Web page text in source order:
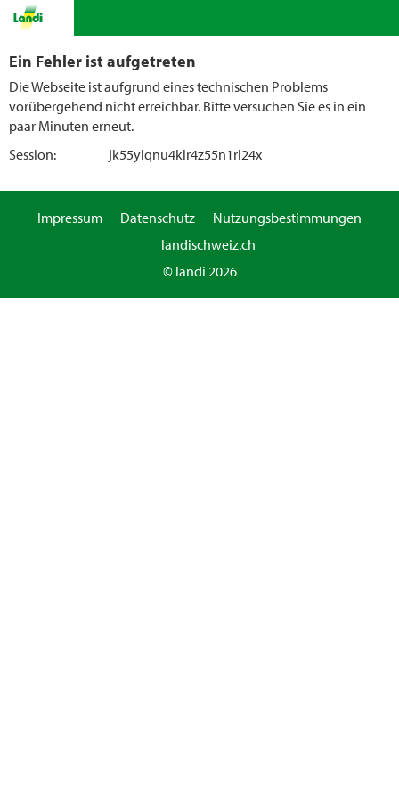
Ein Fehler ist aufgetreten
Die Webseite ist aufgrund eines technischen Problems
vorübergehend nicht erreichbar. Bitte versuchen Sie es in ein
paar Minuten erneut.
Session:
jk55ylqnu4klr4z55n1rl24x
Impressum Datenschutz
Nutzungsbestimmungen
landischweiz.ch
© landi 2026